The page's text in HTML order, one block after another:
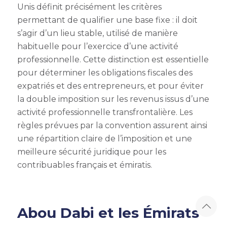
Unis définit précisément les critères
permettant de qualifier une base fixe : il doit
s’agir d’un lieu stable, utilisé de manière
habituelle pour l’exercice d’une activité
professionnelle. Cette distinction est essentielle
pour déterminer les obligations fiscales des
expatriés et des entrepreneurs, et pour éviter
la double imposition sur les revenus issus d’une
activité professionnelle transfrontalière. Les
règles prévues par la convention assurent ainsi
une répartition claire de l’imposition et une
meilleure sécurité juridique pour les
contribuables français et émiratis.
Abou Dabi et les Émirats